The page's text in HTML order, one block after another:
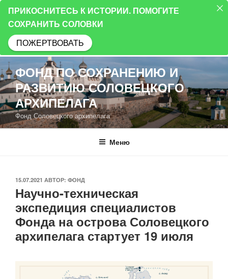
Перейти
к
содержимому
ФОНД ПО СОХРАНЕНИЮ И
РАЗВИТИЮ СОЛОВЕЦКОГО
АРХИПЕЛАГА
Фонд Соловецкого архипелага
Меню
ОПУБЛИКОВАНО
15.07.2021 АВТОР: ФОНД
Научно-техническая
экспедиция специалистов
Фонда на острова Соловецкого
архипелага стартует 19 июля
ПРИКОСНИТЕСЬ К ИСТОРИИ. ПОМОГИТЕ
СОХРАНИТЬ СОЛОВКИ
ПОЖЕРТВОВАТЬ